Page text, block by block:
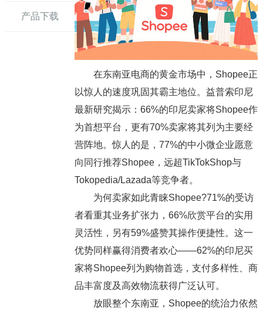
产品下载
在东南亚电商的黄金市场中，Shopee正
以惊人的速度巩固其霸主地位。益普索印尼
最新研究揭示：66%的印尼卖家将Shopee作
为首想平台，更有70%卖家将其列为主要经
营阵地。惊人的是，77%的中小微企业愿意
向同行推荐Shopee，远超TikTokShop与
Tokopedia/Lazada等竞争者。
为何卖家如此青睐Shopee?71%的受访
者看重其业务扩张力，66%欣赏平台的实用
灵活性，另有59%盛赞其操作便捷性。这一
优势同样赢得消费者欢心——62%的印尼买
家将Shopee列为购物首选，支付多样性、商
品丰富度及高效物流获得广泛认可。
放眼整个东南亚，Shopee的统治力依然